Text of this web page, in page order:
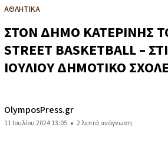
ΑΘΛΗΤΙΚΑ
ΣΤΟΝ ΔΗΜΟ ΚΑΤΕΡΙΝΗΣ
STREET BASKETBALL –
ΙΟΥΛΙΟΥ ΔΗΜΟΤΙΚΟ
OlymposPress.gr
11 Ιουλίου 2024 13:05 2 λεπτά ανάγνωση